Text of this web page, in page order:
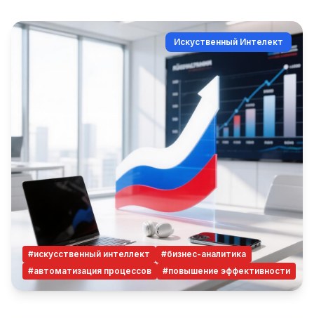
Искуственный Интелект
#искусственный интеллект
#бизнес-аналитика
#автоматизация процессов
#повышение эффективности